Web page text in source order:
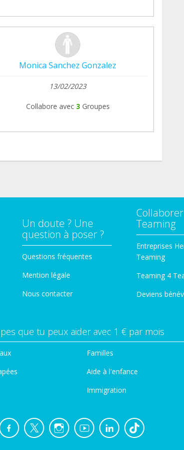
Monica Sanchez Gonzalez
13/02/2023
Collabore avec 3 Groupes
Un doute ? Une
question à poser ?
Questions fréquentes
Mention légale
Nous contacter
Teaming
Entreprises
Teaming
Teaming 4
Deviens
que tu peux aider avec 1 € par mois
Familles
Aide à l'enfance
Immigration